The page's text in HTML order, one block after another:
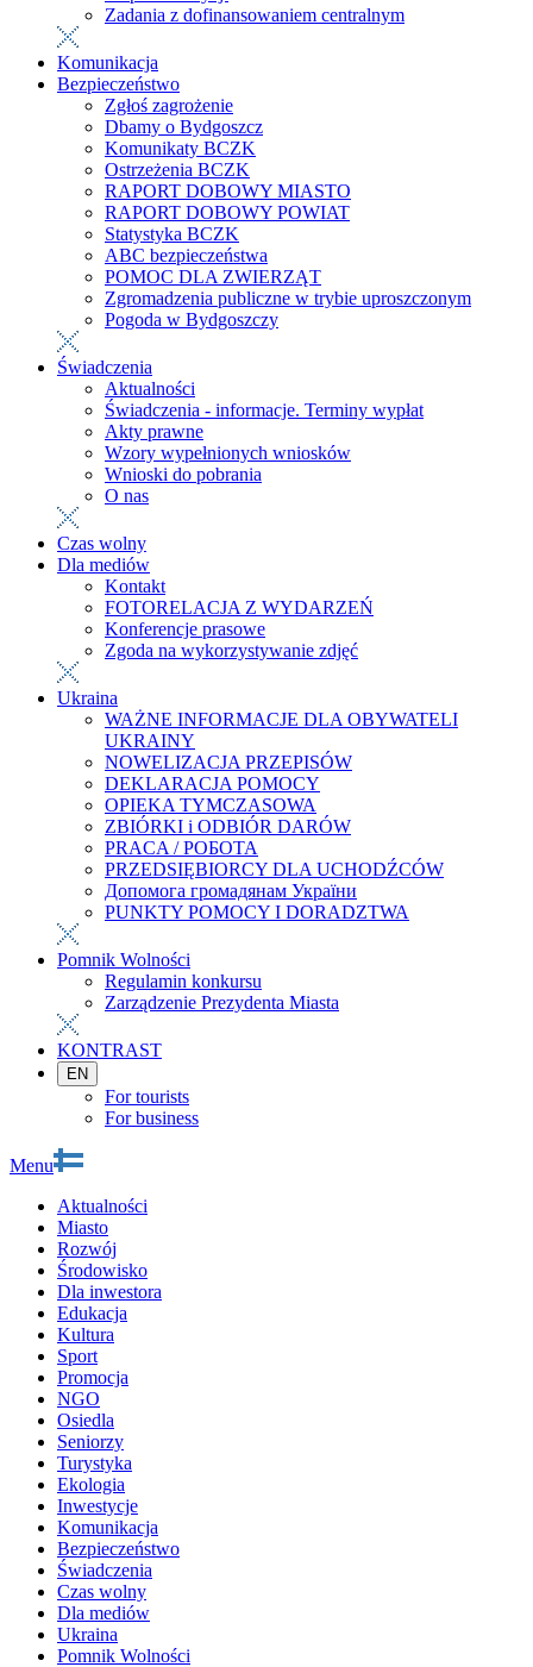
Zadania z dofinansowaniem centralnym
Komunikacja
Bezpieczeństwo
Zgłoś zagrożenie
Dbamy o Bydgoszcz
Komunikaty BCZK
Ostrzeżenia BCZK
RAPORT DOBOWY MIASTO
RAPORT DOBOWY POWIAT
Statystyka BCZK
ABC bezpieczeństwa
POMOC DLA ZWIERZĄT
Zgromadzenia publiczne w trybie uproszczonym
Pogoda w Bydgoszczy
Świadczenia
Aktualności
Świadczenia - informacje. Terminy wypłat
Akty prawne
Wzory wypełnionych wniosków
Wnioski do pobrania
O nas
Czas wolny
Dla mediów
Kontakt
FOTORELACJA Z WYDARZEŃ
Konferencje prasowe
Zgoda na wykorzystywanie zdjęć
Ukraina
WAŻNE INFORMACJE DLA OBYWATELI
UKRAINY
NOWELIZACJA PRZEPISÓW
DEKLARACJA POMOCY
OPIEKA TYMCZASOWA
ZBIÓRKI i ODBIÓR DARÓW
PRACA / РОБОТА
PRZEDSIĘBIORCY DLA UCHODŹCÓW
Допомога громадянам України
PUNKTY POMOCY I DORADZTWA
Pomnik Wolności
Regulamin konkursu
Zarządzenie Prezydenta Miasta
KONTRAST
EN
For tourists
For business
Menu
Aktualności
Miasto
Rozwój
Środowisko
Dla inwestora
Edukacja
Kultura
Sport
Promocja
NGO
Osiedla
Seniorzy
Turystyka
Ekologia
Inwestycje
Komunikacja
Bezpieczeństwo
Świadczenia
Czas wolny
Dla mediów
Ukraina
Pomnik Wolności